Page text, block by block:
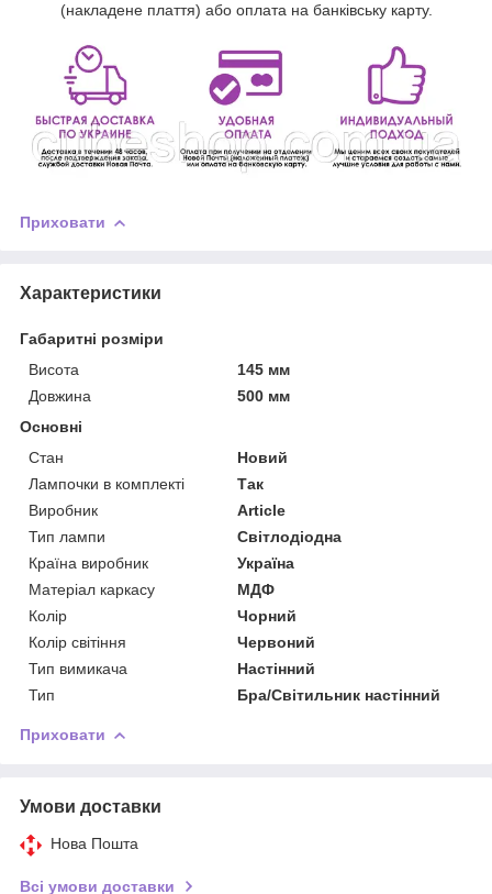
(накладене плаття) або оплата на банківську карту.
Приховати
Характеристики
Габаритні розміри
Висота
145 мм
Довжина
500 мм
Основні
Стан
Новий
Лампочки в комплекті
Так
Виробник
Article
Тип лампи
Світлодіодна
Країна виробник
Україна
Матеріал каркасу
МДФ
Колір
Чорний
Колір світіння
Червоний
Тип вимикача
Настінний
Тип
Бра/Світильник настінний
Приховати
Умови доставки
Нова Пошта
Всі умови доставки